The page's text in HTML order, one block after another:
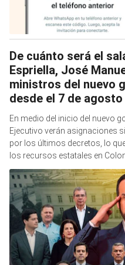
De cuánto será el
Espriella, José
ministros del nuevo
desde el 7 de agosto
En medio del inicio del nuevo
Ejecutivo verán asignaciones
por los últimos decretos, lo
los recursos estatales en